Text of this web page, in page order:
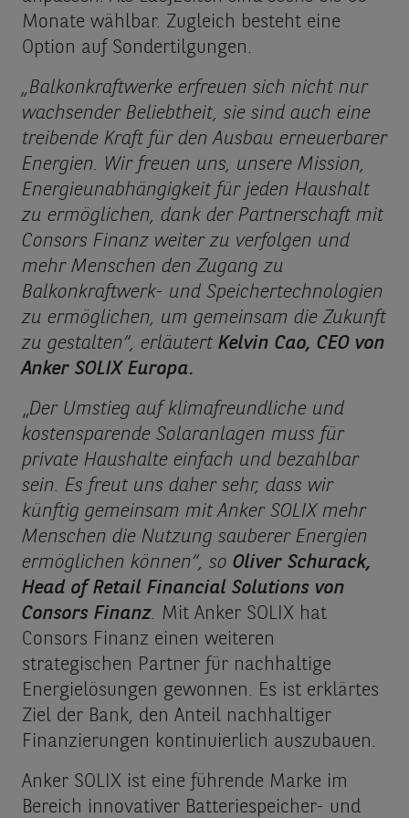
Monate wählbar. Zugleich besteht eine
Option auf Sondertilgungen.
„Balkonkraftwerke erfreuen sich nicht nur
wachsender Beliebtheit, sie sind auch eine
treibende Kraft für den Ausbau erneuerbarer
Energien. Wir freuen uns, unsere Mission,
Energieunabhängigkeit für jeden Haushalt
zu ermöglichen, dank der Partnerschaft mit
Consors Finanz weiter zu verfolgen und
mehr Menschen den Zugang zu
Balkonkraftwerk- und Speichertechnologien
zu ermöglichen, um gemeinsam die Zukunft
zu gestalten“, erläutert Kelvin Cao, CEO von
Anker SOLIX Europa.
„Der Umstieg auf klimafreundliche und
kostensparende Solaranlagen muss für
private Haushalte einfach und bezahlbar
sein. Es freut uns daher sehr, dass wir
künftig gemeinsam mit Anker SOLIX mehr
Menschen die Nutzung sauberer Energien
ermöglichen können“, so Oliver Schurack,
Head of Retail Financial Solutions von
Consors Finanz. Mit Anker SOLIX hat
Consors Finanz einen weiteren
strategischen Partner für nachhaltige
Energielösungen gewonnen. Es ist erklärtes
Ziel der Bank, den Anteil nachhaltiger
Finanzierungen kontinuierlich auszubauen.
Anker SOLIX ist eine führende Marke im
Bereich innovativer Batteriespeicher- und